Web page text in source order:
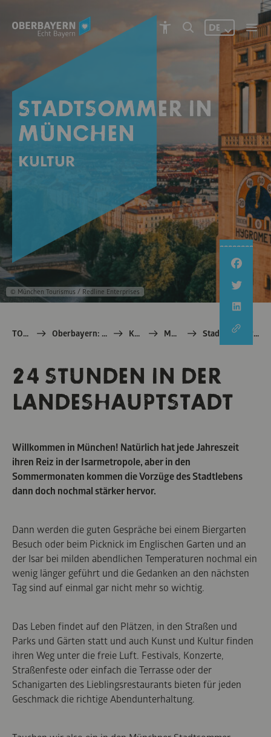
DE
© München Tourismus / Redline Enterprises
STADTSOMMER IN
MÜNCHEN
Kultur
TOM e.V. Oberbayern: echt Bayern Kultur Museen Stadtsommer in München
24 STUNDEN IN DER
LANDESHAUPTSTADT
Willkommen in München! Natürlich hat jede Jahreszeit
ihren Reiz in der Isarmetropole, aber in den
Sommermonaten kommen die Vorzüge des Stadtlebens
dann doch nochmal stärker hervor.
Dann werden die guten Gespräche bei einem Biergarten
Besuch oder beim Picknick im Englischen Garten und an
der Isar bei milden abendlichen Temperaturen nochmal ein
wenig länger geführt und die Gedanken an den nächsten
Tag sind auf einmal gar nicht mehr so wichtig.
Das Leben findet auf den Plätzen, in den Straßen und
Parks und Gärten statt und auch Kunst und Kultur finden
ihren Weg unter die freie Luft. Festivals, Konzerte,
Straßenfeste oder einfach die Terrasse oder der
Schanigarten des Lieblingsrestaurants bieten für jeden
Geschmack die richtige Abendunterhaltung.